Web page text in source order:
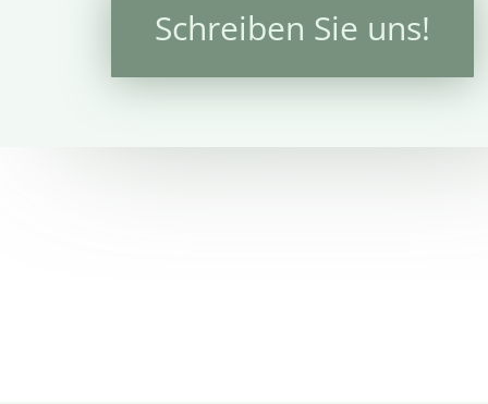
Schreiben Sie uns!